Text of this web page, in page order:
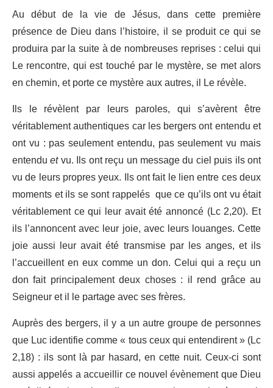
Au début de la vie de Jésus, dans cette première
présence de Dieu dans l’histoire, il se produit ce qui se
produira par la suite à de nombreuses reprises : celui qui
Le rencontre, qui est touché par le mystère, se met alors
en chemin, et porte ce mystère aux autres, il Le révèle.
Ils le révèlent par leurs paroles, qui s’avèrent être
véritablement authentiques car les bergers ont entendu et
ont vu : pas seulement entendu, pas seulement vu mais
entenduetvu. Ils ont reçu un message du ciel puis ils ont
vu de leurs propres yeux. Ils ont fait le lien entre ces deux
moments et ils se sont rappelés que ce qu’ils ont vu était
véritablement ce qui leur avait été annoncé (Lc 2,20). Et
ils l’annoncent avec leur joie, avec leurs louanges. Cette
joie aussi leur avait été transmise par les anges, et ils
l’accueillent en eux comme un don. Celui qui a reçu un
don fait principalement deux choses : il rend grâce au
Seigneur et il le partage avec ses frères.
Auprès des bergers, il y a un autre groupe de personnes
que Luc identifie comme « tous ceux qui entendirent » (Lc
2,18) : ils sont là par hasard, en cette nuit. Ceux-ci sont
aussi appelés a accueillir ce nouvel évènement que Dieu